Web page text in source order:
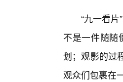
“九一看
不是一件随随
划；观影的过
观众们包裹在